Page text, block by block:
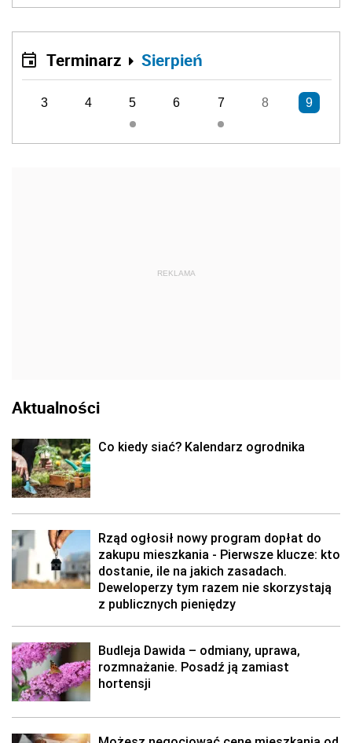
Terminarz Sierpień
3 4 5 6 7 8 9
REKLAMA
Aktualności
Co kiedy siać? Kalendarz ogrodnika
Rząd ogłosił nowy program dopłat do
zakupu mieszkania - Pierwsze klucze: kto
dostanie, ile na jakich zasadach.
Deweloperzy tym razem nie skorzystają
z publicznych pieniędzy
Budleja Dawida – odmiany, uprawa,
rozmnażanie. Posadź ją zamiast
hortensji